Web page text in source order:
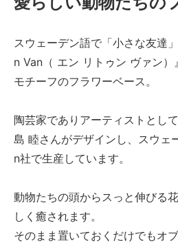
スウェーデン語で「小さな友達
n Van（ エン リトゥン ヴァン
モチーフのフラワーベース。
陶芸家でありアーティストとし
島 睦さんがデザインし、スウェ
n社で生産しています。
動物たちの頭からスっと伸びる
しく癒されます。
そのまま置いておくだけでもオ